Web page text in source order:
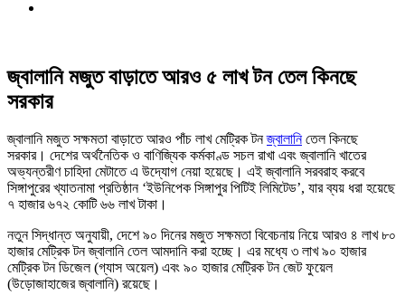
জ্বালানি মজুত বাড়াতে আরও ৫ লাখ টন তেল কিনছে
সরকার
জ্বালানি মজুত সক্ষমতা বাড়াতে আরও পাঁচ লাখ মেট্রিক টনজ্বালানিতেল কিনছে
সরকার। দেশের অর্থনৈতিক ও বাণিজ্যিক কর্মকাণ্ড সচল রাখা এবং জ্বালানি খাতের
অভ্যন্তরীণ চাহিদা মেটাতে এ উদ্যোগ নেয়া হয়েছে। এই জ্বালানি সরবরাহ করবে
সিঙ্গাপুরের খ্যাতনামা প্রতিষ্ঠান ‘ইউনিপেক সিঙ্গাপুর পিটিই লিমিটেড’, যার ব্যয় ধরা হয়েছে
৭ হাজার ৬৭২ কোটি ৬৬ লাখ টাকা।
নতুন সিদ্ধান্ত অনুযায়ী, দেশে ৯০ দিনের মজুত সক্ষমতা বিবেচনায় নিয়ে আরও ৪ লাখ ৮০
হাজার মেট্রিক টন জ্বালানি তেল আমদানি করা হচ্ছে। এর মধ্যে ৩ লাখ ৯০ হাজার
মেট্রিক টন ডিজেল (গ্যাস অয়েল) এবং ৯০ হাজার মেট্রিক টন জেট ফুয়েল
(উড়োজাহাজের জ্বালানি) রয়েছে।